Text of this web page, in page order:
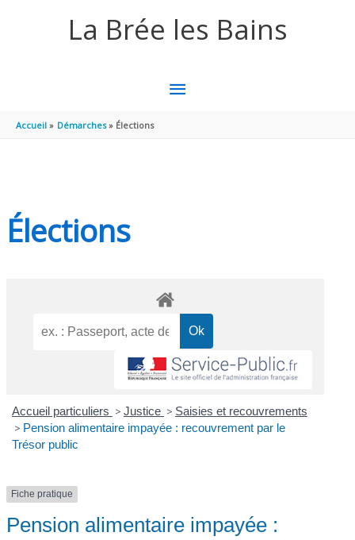
La Brée les Bains
MENU
Accueil Démarches Élections
Élections
Accueil particuliers > Justice > Saisies et recouvrements
> Pension alimentaire impayée : recouvrement par le
Trésor public
Fiche pratique
Pension alimentaire impayée :